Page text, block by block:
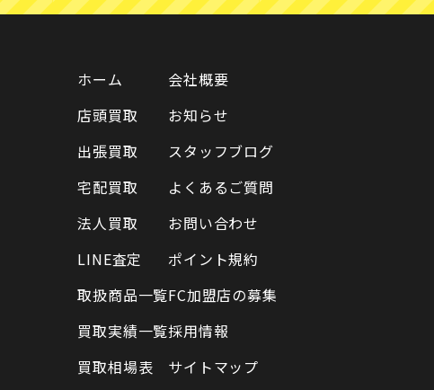
ホーム
店頭買取
出張買取
宅配買取
法人買取
LINE査定
取扱商品一覧
買取実績一覧
買取相場表
会社概要
お知らせ
スタッフブログ
よくあるご質問
お問い合わせ
ポイント規約
FC加盟店の募集
採用情報
サイトマップ